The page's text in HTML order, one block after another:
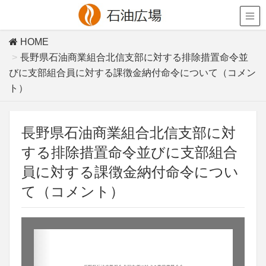
HOME
長野県石油商業組合北信支部に対する排除措置命令並
びに支部組合員に対する課徴金納付命令について（コメン
ト）
長野県石油商業組合北信支部に対
する排除措置命令並びに支部組合
員に対する課徴金納付命令につい
て（コメント）